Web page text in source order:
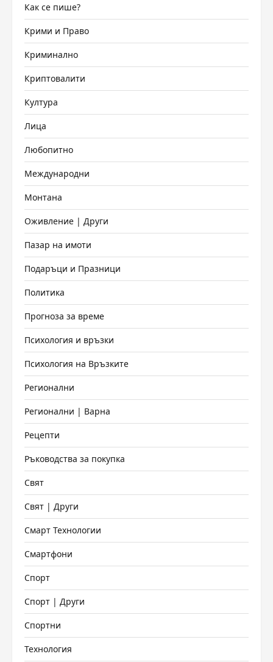
Как се пише?
Крими и Право
Криминално
Криптовалити
Култура
Лица
Любопитно
Международни
Монтана
Оживление | Други
Пазар на имоти
Подаръци и Празници
Политика
Прогноза за време
Психология и връзки
Психология на Връзките
Регионални
Регионални | Варна
Рецепти
Ръководства за покупка
Свят
Свят | Други
Смарт Технологии
Смартфони
Спорт
Спорт | Други
Спортни
Технология